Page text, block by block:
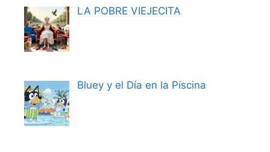
LA POBRE VIEJECITA
Bluey y el Día en la Piscina